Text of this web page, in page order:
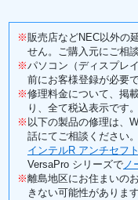
※販売店などNEC以外の
せん。ご購入元にご相
※パソコン（ディスプレ
前にお客様登録が必要で
※修理料金について、掲
り、全て税込表示です。
※ 以下の製品の修理は、
話にてご相談ください
インテルR アンチセフ
VersaPro シリーズでノ
※離島地区にお住まいの
きない可能性がありま